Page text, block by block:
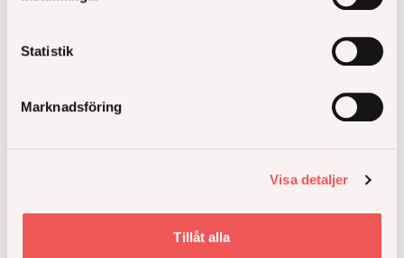
Statistik
Marknadsföring
Visa detaljer
Tillåt alla
Arkitekt